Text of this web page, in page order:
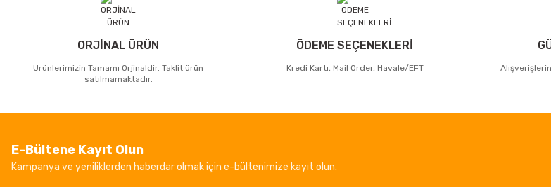
ORJİNAL ÜRÜN
Ürünlerimizin Tamamı Orjinaldir. Taklit ürün
satılmamaktadır.
ÖDEME SEÇENEKLERİ
Kredi Kartı, Mail Order, Havale/EFT
E-Bültene Kayıt Olun
Kampanya ve yeniliklerden haberdar olmak için e-bültenimize kayıt olun.